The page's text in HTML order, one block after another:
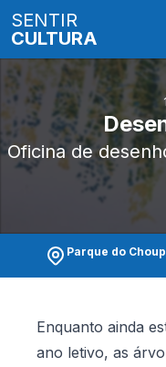
SENTIR
CULTURA
Oficina de
Parque do
Enquanto ainda
ano letivo, as